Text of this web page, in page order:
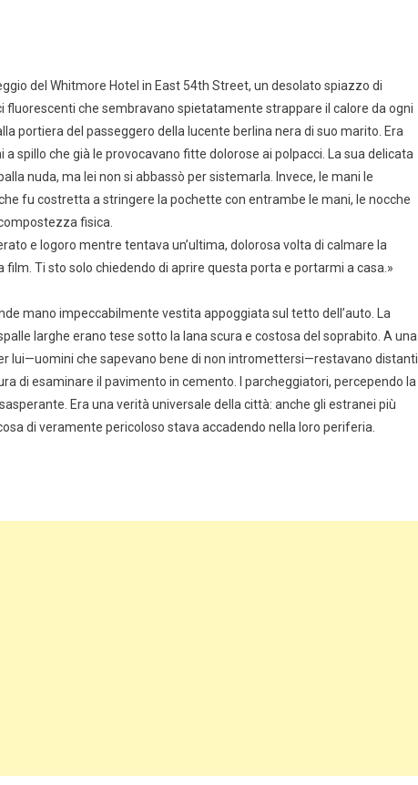
del Whitmore Hotel in East 54th Street, un desolato spiazzo di
che sembravano spietatamente strappare il calore da ogni
portiera del passeggero della lucente berlina nera di suo marito. Era
spillo che già le provocavano fitte dolorose ai polpacci. La sua delicata
nuda, ma lei non si abbassò per sistemarla. Invece, le mani le
fu costretta a stringere la pochette con entrambe le mani, le nocche
fisica.
e logoro mentre tentava un’ultima, dolorosa volta di calmare la
Ti sto solo chiedendo di aprire questa porta e portarmi a casa.»
mano impeccabilmente vestita appoggiata sul tetto dell’auto. La
larghe erano tese sotto la lana scura e costosa del soprabito. A una
lui—uomini che sapevano bene di non intromettersi—restavano distanti
di esaminare il pavimento in cemento. I parcheggiatori, percependo la
Era una verità universale della città: anche gli estranei più
di veramente pericoloso stava accadendo nella loro periferia.